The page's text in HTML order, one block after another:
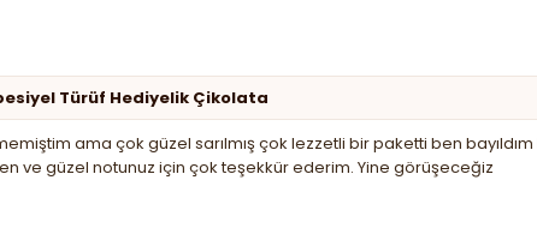
Türüf Hediyelik Çikolata
ama çok güzel sarılmış çok lezzetli bir paketti ben
ve güzel notunuz için çok teşekkür ederim. Yine görüşeceğiz